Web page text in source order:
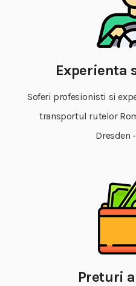
Experienta
Soferi profesionisti si
transportul rutelor
Dresden
Preturi